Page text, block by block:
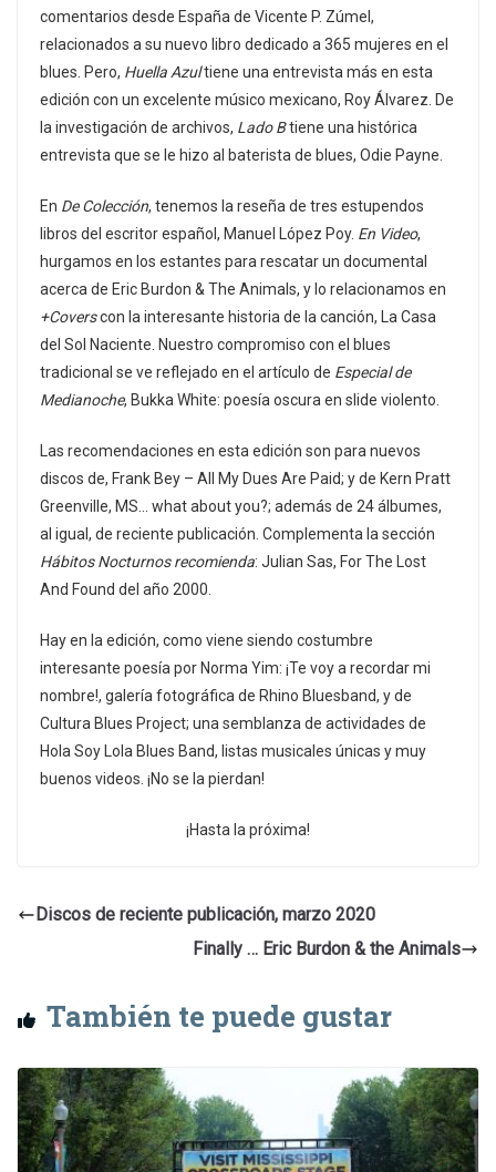
comentarios desde España de Vicente P. Zúmel,
relacionados a su nuevo libro dedicado a 365 mujeres en el
blues. Pero, Huella Azultiene una entrevista más en esta
edición con un excelente músico mexicano, Roy Álvarez. De
la investigación de archivos, Lado Btiene una histórica
entrevista que se le hizo al baterista de blues, Odie Payne.
En De Colección, tenemos la reseña de tres estupendos
libros del escritor español, Manuel López Poy. En Video,
hurgamos en los estantes para rescatar un documental
acerca de Eric Burdon & The Animals, y lo relacionamos en
+Coverscon la interesante historia de la canción, La Casa
del Sol Naciente. Nuestro compromiso con el blues
tradicional se ve reflejado en el artículo de Especial de
Medianoche, Bukka White: poesía oscura en slide violento.
Las recomendaciones en esta edición son para nuevos
discos de, Frank Bey – All My Dues Are Paid; y de Kern Pratt
Greenville, MS… what about you?; además de 24 álbumes,
al igual, de reciente publicación. Complementa la sección
Hábitos Nocturnos recomienda: Julian Sas, For The Lost
And Found del año 2000.
Hay en la edición, como viene siendo costumbre
interesante poesía por Norma Yim: ¡Te voy a recordar mi
nombre!, galería fotográfica de Rhino Bluesband, y de
Cultura Blues Project; una semblanza de actividades de
Hola Soy Lola Blues Band, listas musicales únicas y muy
buenos videos. ¡No se la pierdan!
¡Hasta la próxima!
Discos de reciente publicación, marzo 2020
Finally … Eric Burdon & the Animals
También te puede gustar